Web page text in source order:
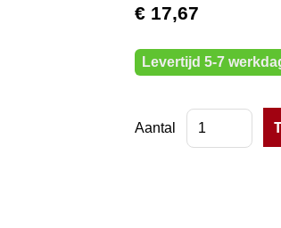
€ 17,67
Levertijd 5-7
Aantal